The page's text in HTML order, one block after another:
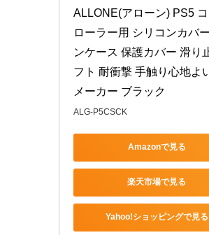
ALLONE(アローン) PS5 コ
ローラー用 シリコンカバ
ンケース 保護カバー 滑り
フト 耐衝撃 手触り心地よ
メーカー ブラック
ALG-P5CSCK
Amazonで見る
楽天市場で見る
Yahoo!ショッピングで見る